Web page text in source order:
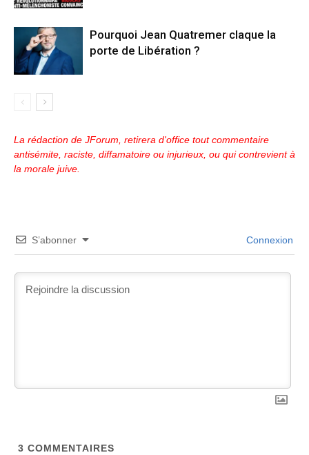
Pourquoi Jean Quatremer claque la
porte de Libération ?
La rédaction de JForum, retirera d'office tout commentaire
antisémite, raciste, diffamatoire ou injurieux, ou qui contrevient à
la morale juive.
S’abonner Connexion
3 COMMENTAIRES